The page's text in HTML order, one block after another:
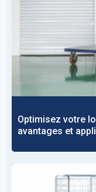
Optimisez votre
avantages et